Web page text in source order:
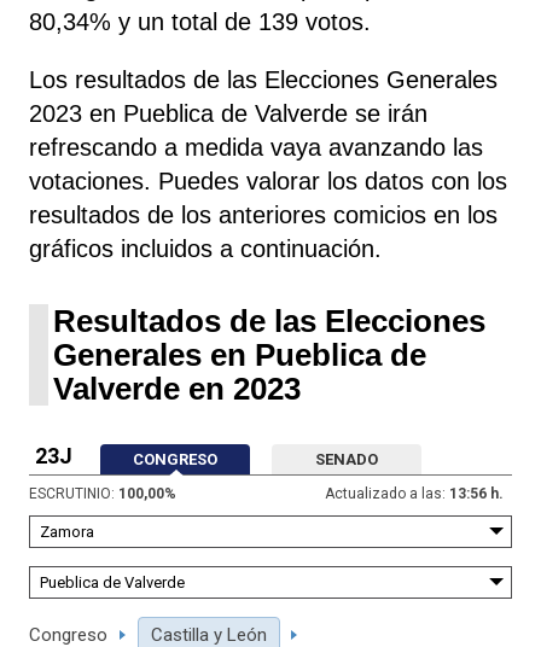
80,34% y un total de 139 votos.
Los resultados de las Elecciones Generales
2023 en Pueblica de Valverde se irán
refrescando a medida vaya avanzando las
votaciones. Puedes valorar los datos con los
resultados de los anteriores comicios en los
gráficos incluidos a continuación.
Resultados de las Elecciones
Generales en Pueblica de
Valverde en 2023
23J CONGRESO SENADO
ESCRUTINIO: 100,00% Actualizado a las: 13:56 h.
Congreso Castilla y León